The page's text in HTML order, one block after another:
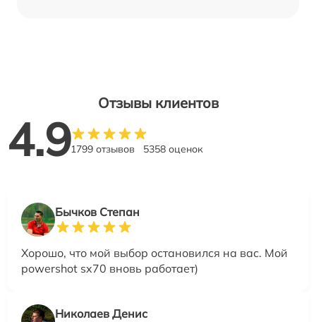
Отзывы клиентов
4.91799 отзывов 5358 оценок
Бычков Степан
Хорошо, что мой выбор остановился на вас. Мой
powershot sx70 вновь работает)
Николаев Денис